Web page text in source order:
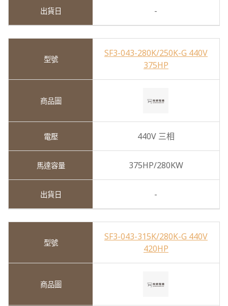
-
SF3-043-280K/250K-G 440V
375HP
440V 三相
375HP/280KW
-
SF3-043-315K/280K-G 440V
420HP